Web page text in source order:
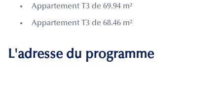
Appartement T3 de 69.94 m²
Appartement T3 de 68.46 m²
L'adresse du programme